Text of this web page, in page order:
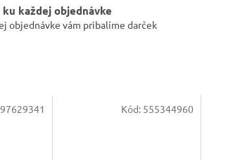
ku každej objednávke
objednávke vám pribalíme darček
Kód: 555344960